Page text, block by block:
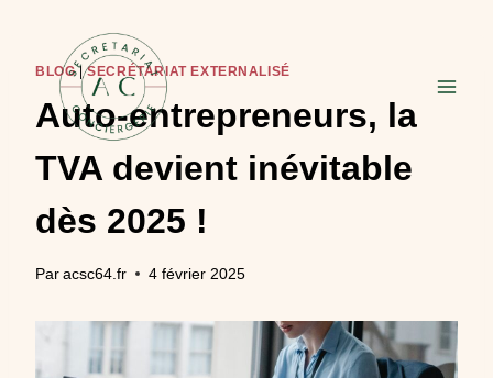
contenu
BLOG|SECRÉTARIAT EXTERNALISÉ
Auto-entrepreneurs, la
TVA devient inévitable
dès 2025 !
Par acsc64.fr 4 février 2025